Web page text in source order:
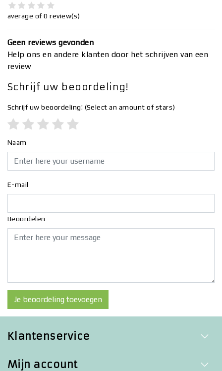
average of 0 review(s)
Geen reviews gevonden
Help ons en andere klanten door het schrijven van een
review
Schrijf uw beoordeling!
Schrijf uw beoordeling! (Select an amount of stars)
Naam
E-mail
Beoordelen
Je beoordeling toevoegen
Klantenservice
Mijn account